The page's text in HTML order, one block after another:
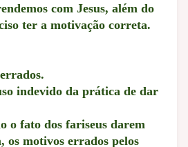
com Jesus, além do
ter a motivação correta.
indevido da prática de dar
o fato dos fariseus darem
os motivos errados pelos